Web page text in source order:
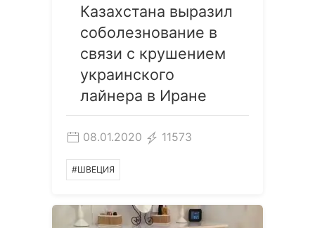
Казахстана выразил
соболезнование в
связи с крушением
украинского
лайнера в Иране
08.01.2020 11573
#ШВЕЦИЯ